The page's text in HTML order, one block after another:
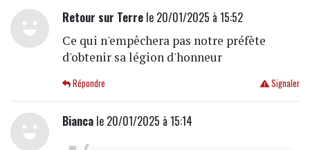
Retour sur Terrele 20/01/2025 à 15:52
Ce qui n'empêchera pas notre préfète
d'obtenir sa légion d'honneur
Signaler
Répondre
Biancale 20/01/2025 à 15:14